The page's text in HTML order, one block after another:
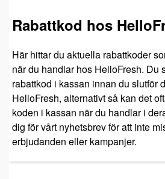
Rabattkod hos
Här hittar du aktuella rabattkoder
när du handlar hos HelloFresh. Du
rabattkod i kassan innan du slutför
HelloFresh, alternativt så kan det
koden i kassan när du handlar i
dig för vårt nyhetsbrev för att inte
erbjudanden eller kampanjer.